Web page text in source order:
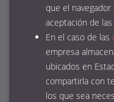
que el
aceptación de
En el caso de las
empresa
ubicados en
compartirla con
los que sea